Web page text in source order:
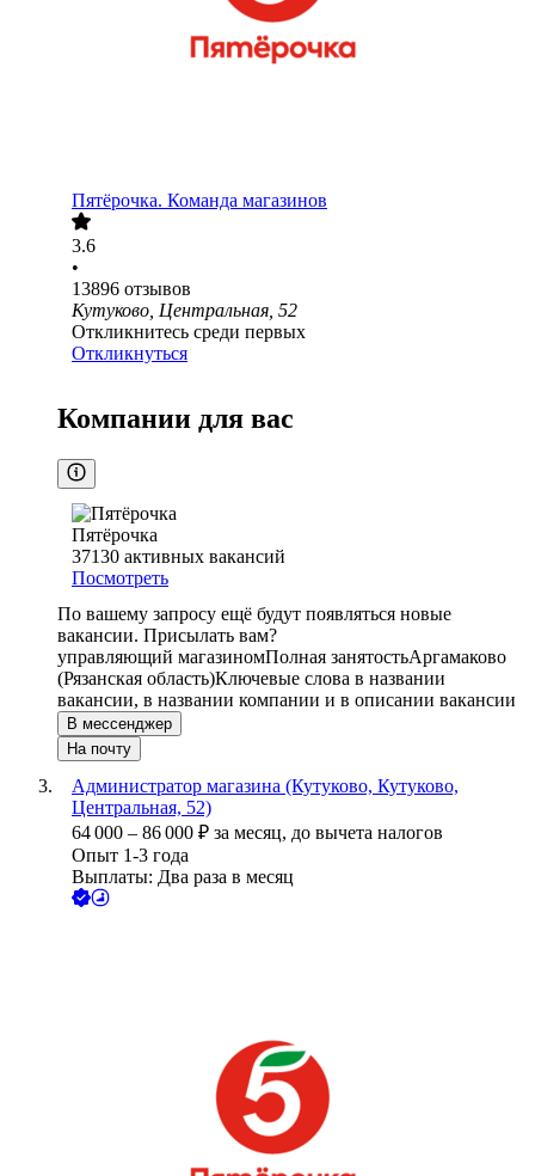
Пятёрочка. Команда магазинов
3.6
•
13896 отзывов
Кутуково, Центральная, 52
Откликнитесь среди первых
Откликнуться
Компании для вас
Пятёрочка
37130 активных вакансий
Посмотреть
По вашему запросу ещё будут появляться новые
вакансии. Присылать вам?
управляющий магазиномПолная занятостьАргамаково
(Рязанская область)Ключевые слова в названии
вакансии, в названии компании и в описании вакансии
В мессенджер
На почту
Администратор магазина (Кутуково, Кутуково,
Центральная, 52)
64 000 – 86 000 ₽ за месяц, до вычета налогов
Опыт 1-3 года
Выплаты: Два раза в месяц